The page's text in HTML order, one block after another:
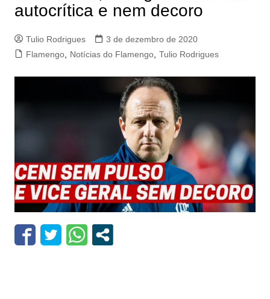
autocrítica e nem decoro
Tulio Rodrigues
3 de dezembro de 2020
Flamengo, Notícias do Flamengo, Tulio Rodrigues